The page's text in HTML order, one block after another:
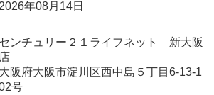
2026年08月14日
センチュリー２１ライフネット 新大阪
店
大阪府大阪市淀川区西中島５丁目6-13-1
号